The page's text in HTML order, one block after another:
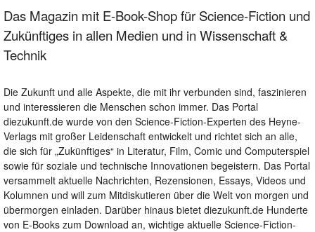
Das Magazin mit E-Book-Shop für Science-Fiction und
Zukünftiges in allen Medien und in Wissenschaft &
Technik
Die Zukunft und alle Aspekte, die mit ihr verbunden sind, faszinieren
und interessieren die Menschen schon immer. Das Portal
diezukunft.de wurde von den Science-Fiction-Experten des Heyne-
Verlags mit großer Leidenschaft entwickelt und richtet sich an alle,
die sich für „Zukünftiges“ in Literatur, Film, Comic und Computerspiel
sowie für soziale und technische Innovationen begeistern. Das Portal
versammelt aktuelle Nachrichten, Rezensionen, Essays, Videos und
Kolumnen und will zum Mitdiskutieren über die Welt von morgen und
übermorgen einladen. Darüber hinaus bietet diezukunft.de Hunderte
von E-Books zum Download an, wichtige aktuelle Science-Fiction-